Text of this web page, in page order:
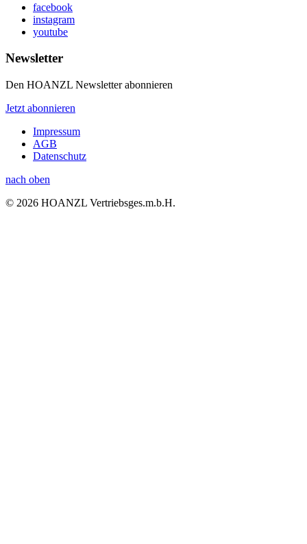
facebook
instagram
youtube
Newsletter
Den HOANZL Newsletter abonnieren
Jetzt abonnieren
Impressum
AGB
Datenschutz
nach oben
© 2026 HOANZL Vertriebsges.m.b.H.